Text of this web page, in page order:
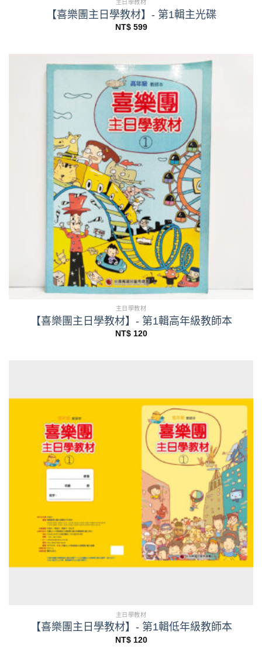
主日學教材
【喜樂團主日學教材】- 第1輯主光碟
NT$599
主日學教材
【喜樂團主日學教材】- 第1輯高年級教師本
NT$120
主日學教材
【喜樂團主日學教材】- 第1輯低年級教師本
NT$120